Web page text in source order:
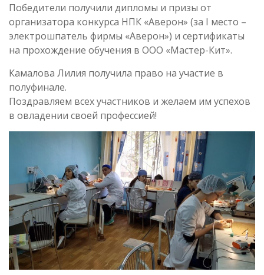
Победители получили дипломы и призы от
организатора конкурса НПК «Аверон» (за I место –
электрошпатель фирмы «Аверон») и сертификаты
на прохождение обучения в ООО «Мастер-Кит».
Камалова Лилия получила право на участие в
полуфинале.
Поздравляем всех участников и желаем им успехов
в овладении своей профессией!